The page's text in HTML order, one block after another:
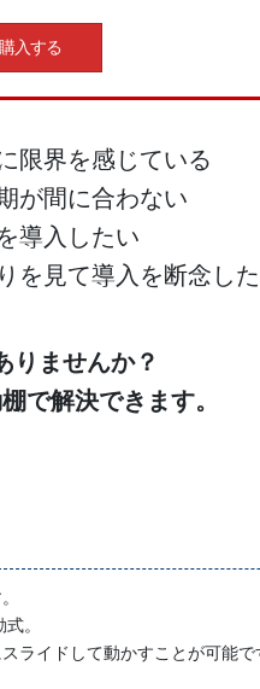
入する
限界を感じている
が間に合わない
導入したい
を見て導入を断念した
りませんか？
で解決できます。
。
ライドして動かすことが可能で